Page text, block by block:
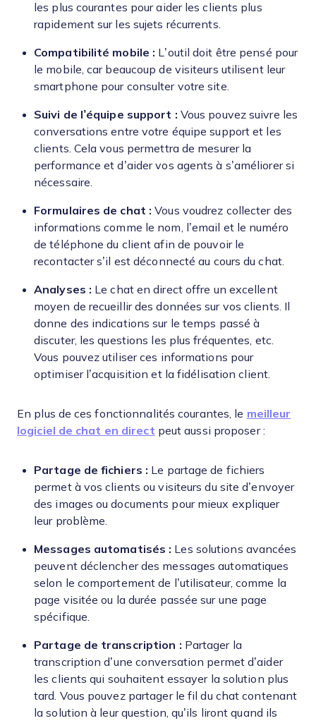
les plus courantes pour aider les clients plus
rapidement sur les sujets récurrents.
Compatibilité mobile : L’outil doit être pensé pour
le mobile, car beaucoup de visiteurs utilisent leur
smartphone pour consulter votre site.
Suivi de l’équipe support : Vous pouvez suivre les
conversations entre votre équipe support et les
clients. Cela vous permettra de mesurer la
performance et d’aider vos agents à s’améliorer si
nécessaire.
Formulaires de chat :Vous voudrez collecter des
informations comme le nom, l’email et le numéro
de téléphone du client afin de pouvoir le
recontacter s’il est déconnecté au cours du chat.
Analyses : Le chat en direct offre un excellent
moyen de recueillir des données sur vos clients. Il
donne des indications sur le temps passé à
discuter, les questions les plus fréquentes, etc.
Vous pouvez utiliser ces informations pour
optimiser l’acquisition et la fidélisation client.
En plus de ces fonctionnalités courantes, le meilleur
logiciel de chat en direct peut aussi proposer :
Partage de fichiers : Le partage de fichiers
permet à vos clients ou visiteurs du site d’envoyer
des images ou documents pour mieux expliquer
leur problème.
Messages automatisés : Les solutions avancées
peuvent déclencher des messages automatiques
selon le comportement de l’utilisateur, comme la
page visitée ou la durée passée sur une page
spécifique.
Partage de transcription : Partager la
transcription d’une conversation permet d’aider
les clients qui souhaitent essayer la solution plus
tard. Vous pouvez partager le fil du chat contenant
la solution à leur question, qu’ils liront quand ils